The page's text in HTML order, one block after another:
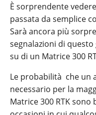
È sorprendente
passata da semplice
Sarà ancora più
segnalazioni di
su di un Matrice 300
Le probabilità che un
necessario per la
Matrice 300 RTK